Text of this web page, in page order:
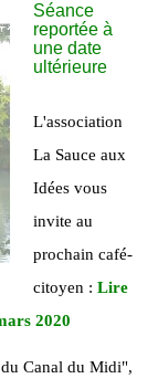
Séance
reportée à
une date
ultérieure
L'association
La Sauce aux
Idées vous
invite au
prochain café-
citoyen : Lire
2020
Canal du Midi",